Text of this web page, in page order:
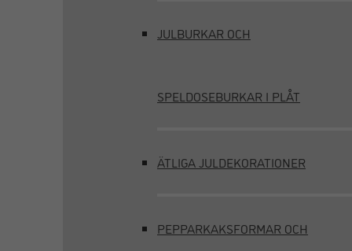
JULBURKAR OCH
SPELDOSEBURKAR I PLÅT
ÄTLIGA JULDEKORATIONER
PEPPARKAKSFORMAR OCH